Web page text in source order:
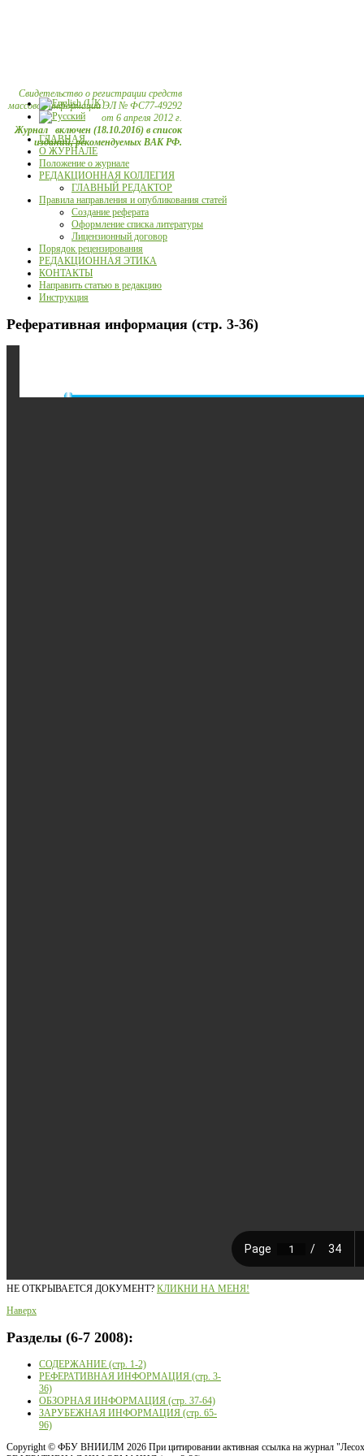
Свидетельство о регистрации средств
массовой информации ЭЛ № ФС77-49292
от 6 апреля 2012 г.
Журнал включен (18.10.2016) в список
изданий, рекомендуемых ВАК РФ.
ГЛАВНАЯ
О ЖУРНАЛЕ
Положение о журнале
РЕДАКЦИОННАЯ КОЛЛЕГИЯ
ГЛАВНЫЙ РЕДАКТОР
Правила направления и опубликования статей
Создание реферата
Оформление списка литературы
Лицензионный договор
Порядок рецензирования
РЕДАКЦИОННАЯ ЭТИКА
КОНТАКТЫ
Направить статью в редакцию
Инструкция
Реферативная информация (стр. 3-36)
НЕ ОТКРЫВАЕТСЯ ДОКУМЕНТ? КЛИКНИ НА МЕНЯ!
Наверх
Разделы (6-7 2008):
СОДЕРЖАНИЕ (стр. 1-2)
РЕФЕРАТИВНАЯ ИНФОРМАЦИЯ (стр. 3-
36)
ОБЗОРНАЯ ИНФОРМАЦИЯ (стр. 37-64)
ЗАРУБЕЖНАЯ ИНФОРМАЦИЯ (стр. 65-
96)
Copyright © ФБУ ВНИИЛМ 2026 При цитировании активная ссылка на журнал